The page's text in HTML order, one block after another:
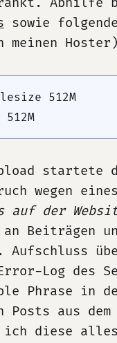
sowie
meinen
512M
startete
wegen
auf der
Beiträgen
Aufschluss
Log des
Phrase in
aus dem
ich diese